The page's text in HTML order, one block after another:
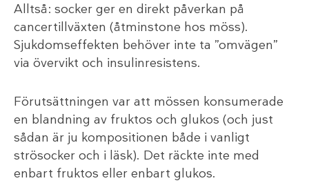
Alltså: socker ger en direkt påverkan på
cancertillväxten (åtminstone hos möss).
Sjukdomseffekten behöver inte ta ”omvägen”
via övervikt och insulinresistens.
Förutsättningen var att mössen konsumerade
en blandning av fruktos och glukos (och just
sådan är ju kompositionen både i vanligt
strösocker och i läsk). Det räckte inte med
enbart fruktos eller enbart glukos.